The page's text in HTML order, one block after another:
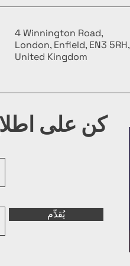
4 Winnington Road,
London, Enfield, EN3 5RH,
United Kingdom
كن على
يُقدِّم